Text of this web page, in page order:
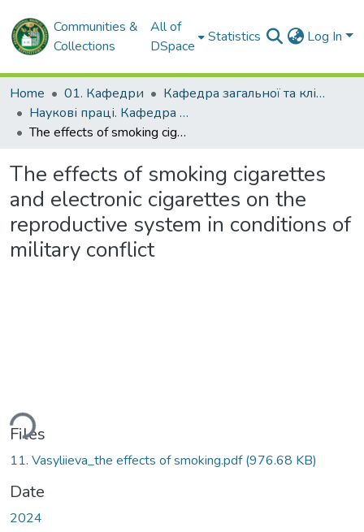
Communities &
Collections
All of
DSpace
Statistics Log In
Home 01. Кафедри
Кафедра загальної та клінічної патологічної фізіології імені Д.О. Альперна
Наукові праці. Кафедра загальної та клінічної патофізіології імені Д.О. Альперна
The effects of smoking cigarettes and electronic cigarettes on the reproductive system in conditions of military conflict
The effects of smoking cigarettes
and electronic cigarettes on the
reproductive system in conditions of
military conflict
Files
11. Vasyliieva_the effects of smoking.pdf(976.68 KB)
Date
2024